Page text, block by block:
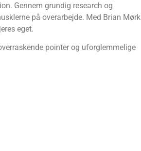
Gennem grundig research og
på overarbejde. Med Brian Mørk
eget.
pointer og uforglemmelige